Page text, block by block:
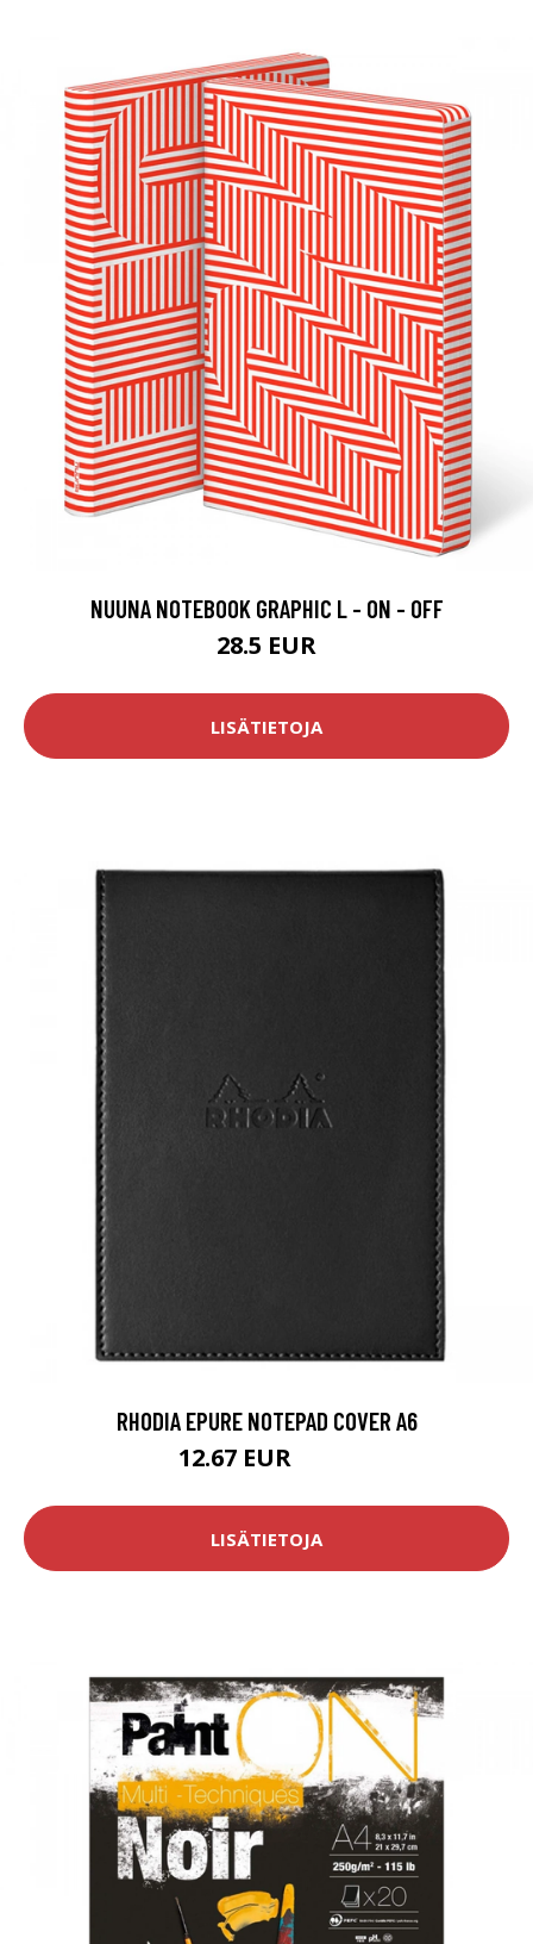
NUUNA NOTEBOOK GRAPHIC L - ON - OFF
28.5 EUR
LISÄTIETOJA
RHODIA EPURE NOTEPAD COVER A6
12.67 EUR
LISÄTIETOJA